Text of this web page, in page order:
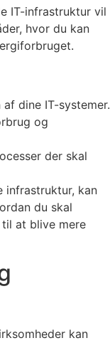
IT-infrastruktur vil
hvor du kan
dine IT-systemer.
og
der skal
infrastruktur, kan
du skal
at blive mere
kan